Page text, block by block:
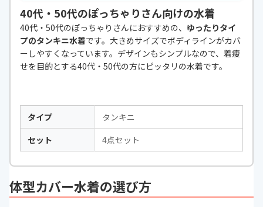
40代・50代のぽっちゃりさん向けの水着
40代・50代のぽっちゃりさんにおすすめの、 ゆったりタイ
プのタンキニ水着です。大きめサイズでボディラインがカバ
ーしやすくなっています。デザインもシンプルなので、着痩
せを目的とする40代・50代の方にピッタリの水着です。
タイプ
タンキニ
セット
4点セット
体型カバー水着の選び方